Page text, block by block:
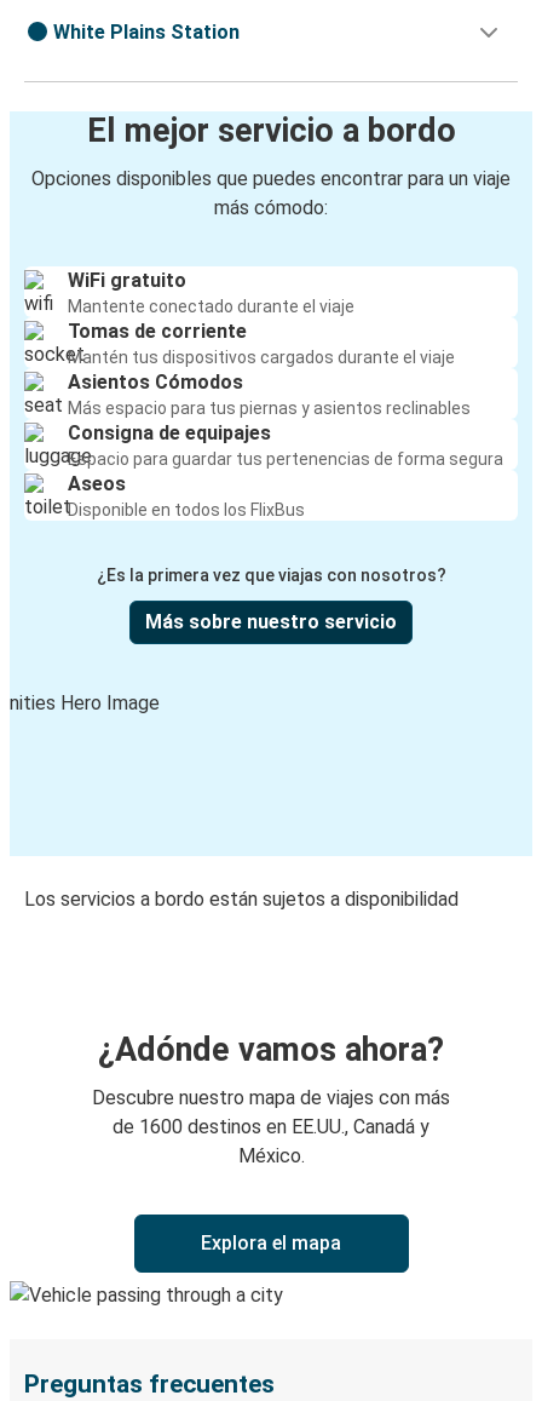
White Plains Station
El mejor servicio a bordo
Opciones disponibles que puedes encontrar para un viaje
más cómodo:
WiFi gratuito
Mantente conectado durante el viaje
Tomas de corriente
Mantén tus dispositivos cargados durante el viaje
Asientos Cómodos
Más espacio para tus piernas y asientos reclinables
Consigna de equipajes
Espacio para guardar tus pertenencias de forma segura
Aseos
Disponible en todos los FlixBus
¿Es la primera vez que viajas con nosotros?
Más sobre nuestro servicio
Los servicios a bordo están sujetos a disponibilidad
¿Adónde vamos ahora?
Descubre nuestro mapa de viajes con más
de 1600 destinos en EE.UU., Canadá y
México.
Explora el mapa
Preguntas frecuentes